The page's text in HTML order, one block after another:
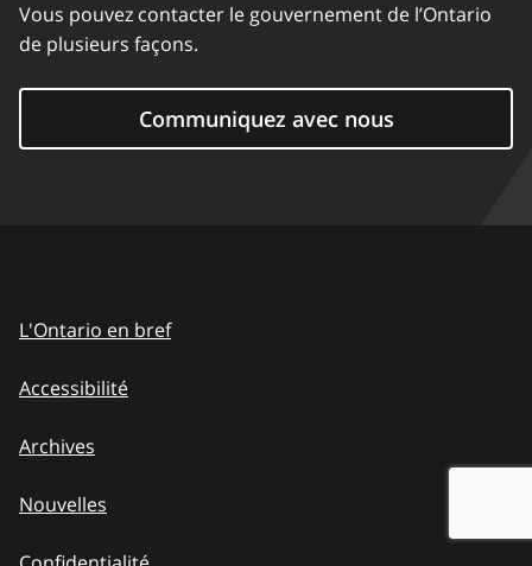
Vous pouvez contacter le gouvernement de l’Ontario
de plusieurs façons.
Communiquez avec nous
L'Ontario en bref
Accessibilité
Archives
Nouvelles